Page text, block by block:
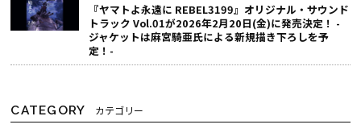
『ヤマトよ永遠に REBEL3199』オリジナル・サウンド
トラック Vol.01が2026年2月20日(金)に発売決定！ -
ジャケットは麻宮騎亜氏による新規描き下ろしを予
定！-
CATEGORY カテゴリー